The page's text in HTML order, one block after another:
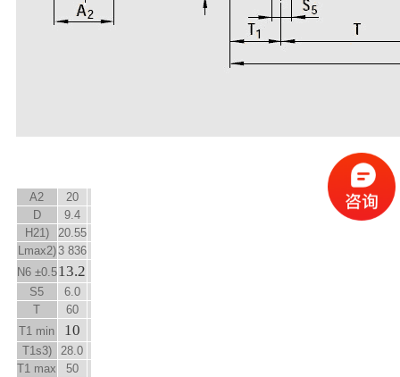
A2
20
D
9.4
H21)
20.55
Lmax2)3 836
N6±0.513.2
S5
6.0
T
60
T1 min 10
T1s3)
28.0
T1 max
50